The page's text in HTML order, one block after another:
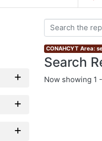
CONAHCYT Area:
Search
Now showing 1